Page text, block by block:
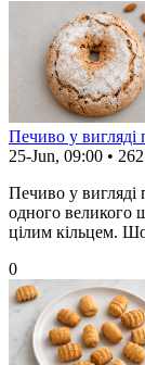
Печиво у вигляді
25-Jun, 09:00 • 262
Печиво у
одного великого
цілим кільцем.
0